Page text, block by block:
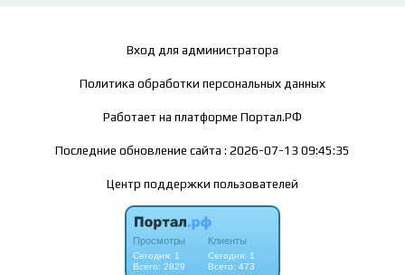
Вход для администратора
Политика обработки персональных данных
Работает на платформе Портал.РФ
Последние обновление сайта : 2026-07-13 09:45:35
Центр поддержки пользователей